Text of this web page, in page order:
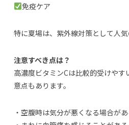
免疫ケア
特に夏場は、紫外線対策として人気
注意すべき点は？
高濃度ビタミンCは比較的受けや
意点もあります。
・空腹時は気分が悪くなる場合があ